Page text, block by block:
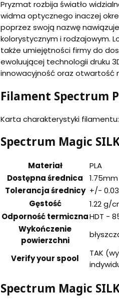
Pryzmat rozbija światło
widma optycznego inaczej
poprzez swoją nazwę
kolorystycznym i rodzajowym.
także umiejętności firmy do
ewoluującej technologii druku
innowacyjność oraz otwartość
Filament Spectrum
Karta charakterystyki filamentu:
Spectrum Magic
Materiał
PLA
Dostępna średnica
1.75mm
Tolerancja średnicy +/-
Gęstość
1.22 g/
Odporność termicznaHDT -
Wykończenie
powierzchni
Verify your spool
TAK
Spectrum Magic